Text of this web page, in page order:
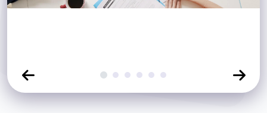
Click para ver diapositiva
Click para ver diapositiva
Click para ver diapositiva
Click para ver diapositiva
Click para ver diapositiva
Click para ver